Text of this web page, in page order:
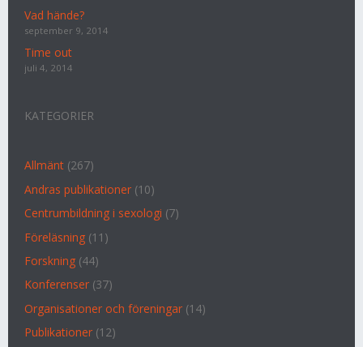
Vad hände?
september 9, 2014
Time out
juli 4, 2014
KATEGORIER
Allmänt (267)
Andras publikationer (10)
Centrumbildning i sexologi (7)
Föreläsning (11)
Forskning (44)
Konferenser (37)
Organisationer och föreningar (14)
Publikationer (12)